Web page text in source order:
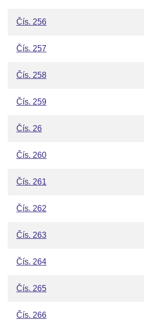
Čís. 256
Čís. 257
Čís. 258
Čís. 259
Čís. 26
Čís. 260
Čís. 261
Čís. 262
Čís. 263
Čís. 264
Čís. 265
Čís. 266